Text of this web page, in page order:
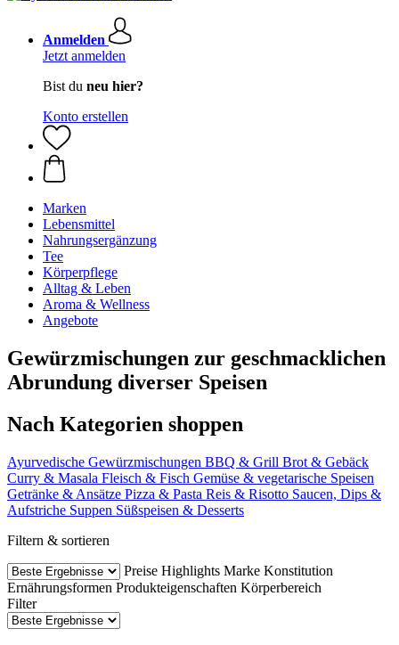
Anmelden
Jetzt anmelden
Bist du neu hier?
Konto erstellen
Marken
Lebensmittel
Nahrungsergänzung
Tee
Körperpflege
Alltag & Leben
Aroma & Wellness
Angebote
Gewürzmischungen zur geschmacklichen
Abrundung diverser Speisen
Nach Kategorien shoppen
Ayurvedische Gewürzmischungen BBQ & Grill Brot & Gebäck
Curry & Masala Fleisch & Fisch Gemüse & vegetarische Speisen
Getränke & Ansätze Pizza & Pasta Reis & Risotto Saucen, Dips &
Aufstriche Suppen Süßspeisen & Desserts
Filtern & sortieren
Preise Highlights Marke Konstitution
Ernährungsformen Produkteigenschaften Körperbereich
Filter